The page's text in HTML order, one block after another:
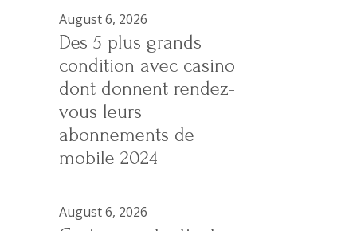
August 6, 2026
Des 5 plus grands
condition avec casino
dont donnent rendez-
vous leurs
abonnements de
mobile 2024
August 6, 2026